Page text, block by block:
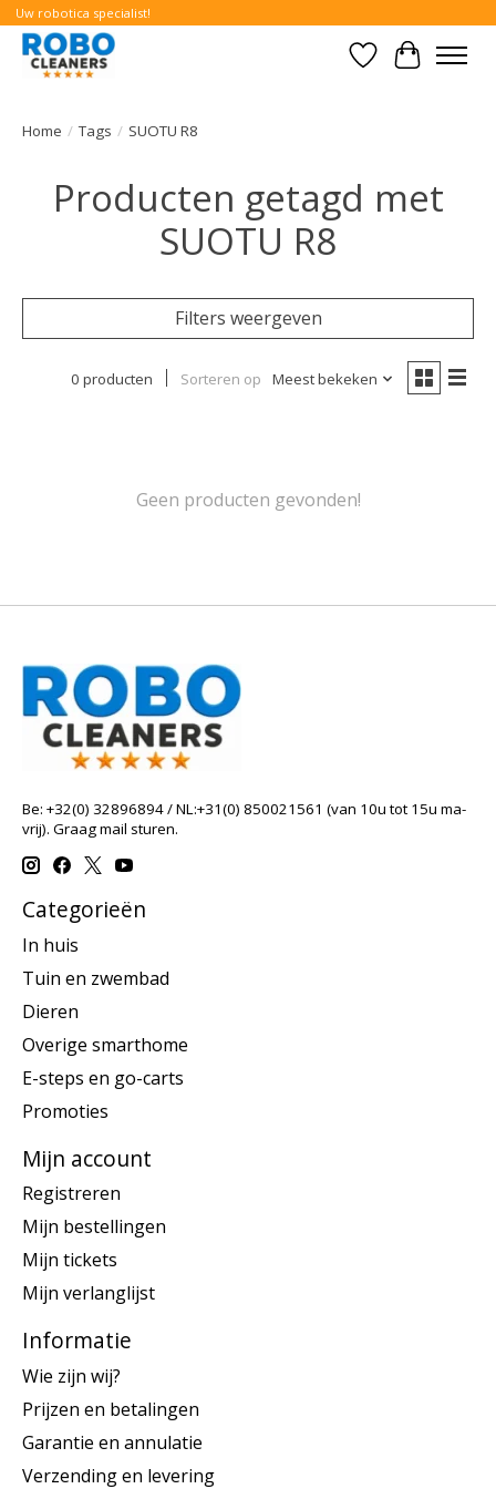
Uw robotica specialist!
Verlanglijst
Home / Tags / SUOTU R8
Producten getagd met
SUOTU R8
Filters weergeven
0 producten Sorteren op Meest bekeken
Geen producten gevonden!
Be: +32(0) 32896894 / NL:+31(0) 850021561 (van 10u tot 15u ma-
vrij). Graag mail sturen.
Categorieën
In huis
Tuin en zwembad
Dieren
Overige smarthome
E-steps en go-carts
Promoties
Mijn account
Registreren
Mijn bestellingen
Mijn tickets
Mijn verlanglijst
Informatie
Wie zijn wij?
Prijzen en betalingen
Garantie en annulatie
Verzending en levering